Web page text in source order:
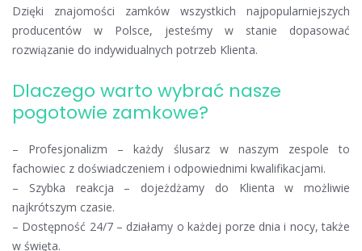
Dzięki znajomości zamków wszystkich najpopularniejszych
producentów w Polsce, jesteśmy w stanie dopasować
rozwiązanie do indywidualnych potrzeb Klienta.
Dlaczego warto wybrać nasze
pogotowie zamkowe?
– Profesjonalizm – każdy ślusarz w naszym zespole to
fachowiec z doświadczeniem i odpowiednimi kwalifikacjami.
– Szybka reakcja – dojeżdżamy do Klienta w możliwie
najkrótszym czasie.
– Dostępność 24/7 – działamy o każdej porze dnia i nocy, także
w święta.